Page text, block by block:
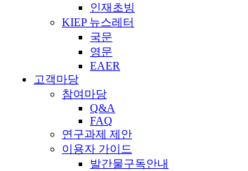
인재초빙
KIEP 뉴스레터
국문
영문
EAER
고객마당
참여마당
Q&A
FAQ
연구과제 제안
이용자 가이드
발간물구독안내